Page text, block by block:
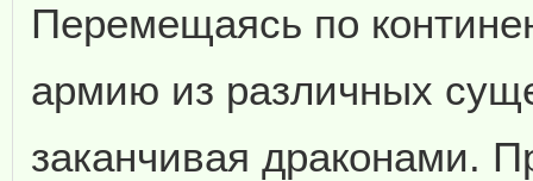
Перемещаясь по
армию из различных
заканчивая драконами.